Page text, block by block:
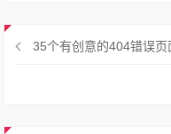
35个有创意的404错误页